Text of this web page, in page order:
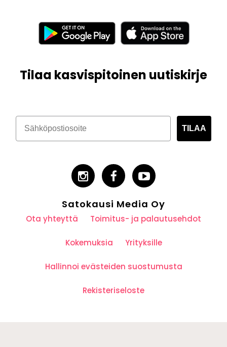
Tilaa kasvispitoinen uutiskirje
TILAA
Satokausi Media Oy
Ota yhteyttä Toimitus- ja palautusehdot
Kokemuksia Yrityksille
Hallinnoi evästeiden suostumusta
Rekisteriseloste